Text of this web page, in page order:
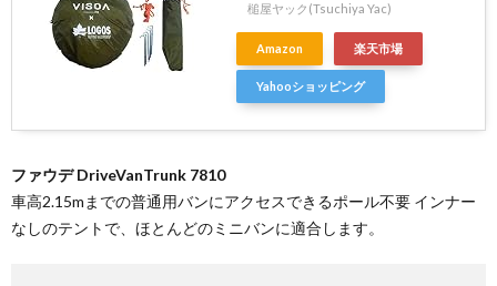
槌屋ヤック(Tsuchiya Yac)
Amazon 楽天市場
Yahooショッピング
ファウデ DriveVanTrunk 7810
車高2.15mまでの普通用バンにアクセスできるポール不要 インナー
なしのテントで、ほとんどのミニバンに適合します。